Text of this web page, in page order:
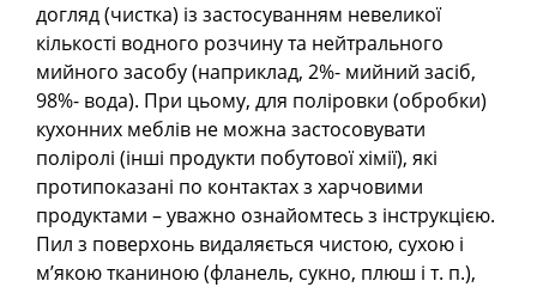
догляд (чистка) із застосуванням невеликої
кількості водного розчину та нейтрального
мийного засобу (наприклад, 2%- мийний засіб,
98%- вода). При цьому, для поліровки (обробки)
кухонних меблів не можна застосовувати
поліролі (інші продукти побутової хімії), які
протипоказані по контактах з харчовими
продуктами – уважно ознайомтесь з інструкцією.
Пил з поверхонь видаляється чистою, сухою і
м’якою тканиною (фланель, сукно, плюш і т. п.),